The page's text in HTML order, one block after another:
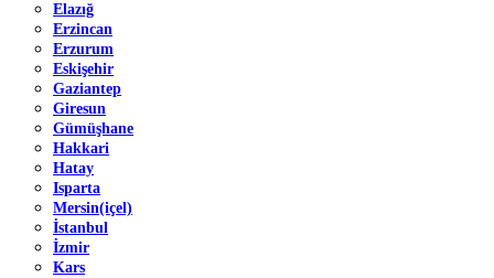
Elazığ
Erzincan
Erzurum
Eskişehir
Gaziantep
Giresun
Gümüşhane
Hakkari
Hatay
Isparta
Mersin(içel)
İstanbul
İzmir
Kars